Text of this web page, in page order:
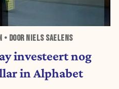
• DOOR NIELS SAELENS
investeert nog
in Alphabet